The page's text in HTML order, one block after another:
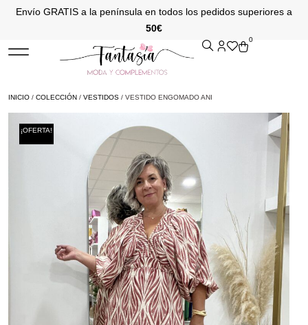
Envío GRATIS a la península en todos los pedidos superiores a
50€
0
INICIO / COLECCIÓN / VESTIDOS / VESTIDO ENGOMADO ANI
¡OFERTA!